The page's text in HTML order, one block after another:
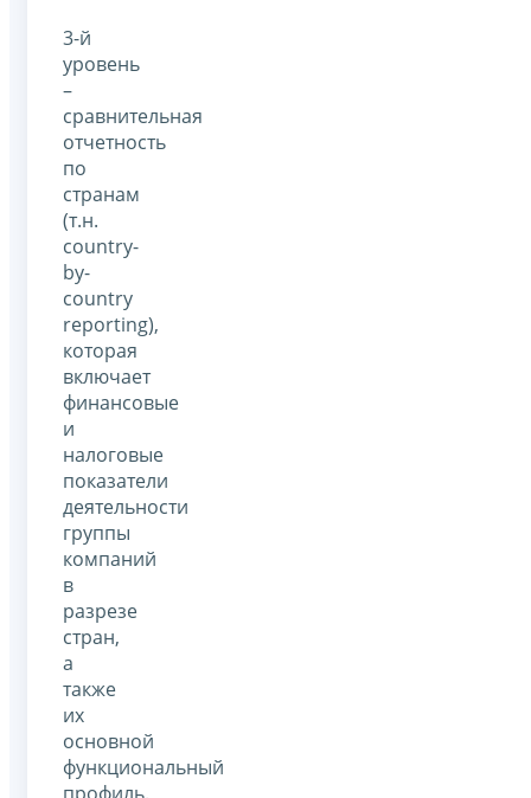
3-й
уровень
–
сравнительная
отчетность
по
странам
(т.н.
country-
by-
country
reporting),
которая
включает
финансовые
и
налоговые
показатели
деятельности
группы
компаний
в
разрезе
стран,
а
также
их
основной
функциональный